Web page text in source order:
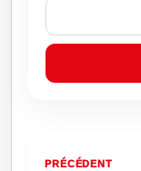
PRÉCÉDENT